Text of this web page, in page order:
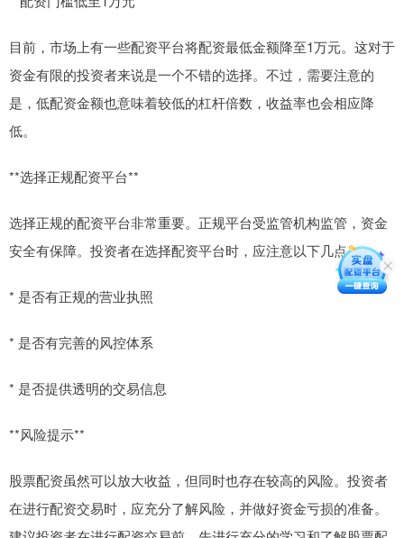
目前，市场上有一些配资平台将配资最低金额降至1万元。这对于
资金有限的投资者来说是一个不错的选择。不过，需要注意的
是，低配资金额也意味着较低的杠杆倍数，收益率也会相应降
低。
**选择正规配资平台**
选择正规的配资平台非常重要。正规平台受监管机构监管，资金
安全有保障。投资者在选择配资平台时，应注意以下几点：
* 是否有正规的营业执照
* 是否有完善的风控体系
* 是否提供透明的交易信息
**风险提示**
股票配资虽然可以放大收益，但同时也存在较高的风险。投资者
在进行配资交易时，应充分了解风险，并做好资金亏损的准备。